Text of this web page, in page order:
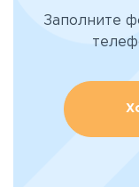
Заполните